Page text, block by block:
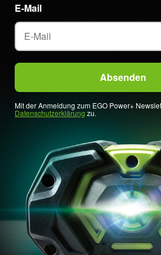
E-Mail
Mit der Anmeldung zum EGO Power+
Datenschutzerklärung zu.